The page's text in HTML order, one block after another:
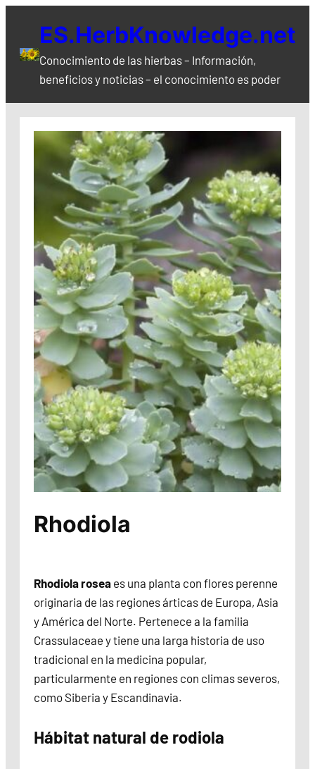
contenido
ES.HerbKnowledge.net
Conocimiento de las hierbas – Información,
beneficios y noticias – el conocimiento es poder
Rhodiola
Rhodiola rosea es una planta con flores perenne
originaria de las regiones árticas de Europa, Asia
y América del Norte. Pertenece a la familia
Crassulaceae y tiene una larga historia de uso
tradicional en la medicina popular,
particularmente en regiones con climas severos,
como Siberia y Escandinavia.
Hábitat natural de rodiola